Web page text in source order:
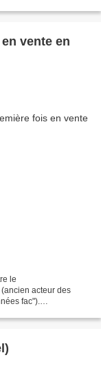
vente en
le
acteur des
fac").